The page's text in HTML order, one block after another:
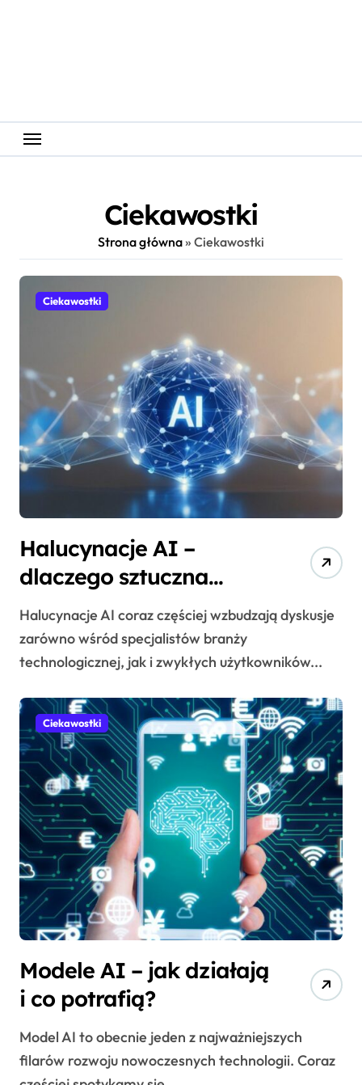
Ciekawostki
Strona główna» Ciekawostki
Ciekawostki
Halucynacje AI –
dlaczego sztuczna
inteligencja potrafi się
mylić?
Halucynacje AI coraz częściej wzbudzają dyskusje
zarówno wśród specjalistów branży
technologicznej, jak i zwykłych użytkowników...
Ciekawostki
Modele AI – jak działają
i co potrafią?
Model AI to obecnie jeden z najważniejszych
filarów rozwoju nowoczesnych technologii. Coraz